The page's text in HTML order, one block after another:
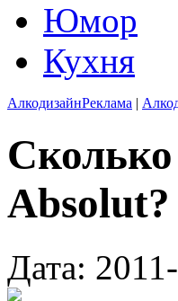
Юмор
Кухня
АлкодизайнРеклама |
Absolut?
Дата: